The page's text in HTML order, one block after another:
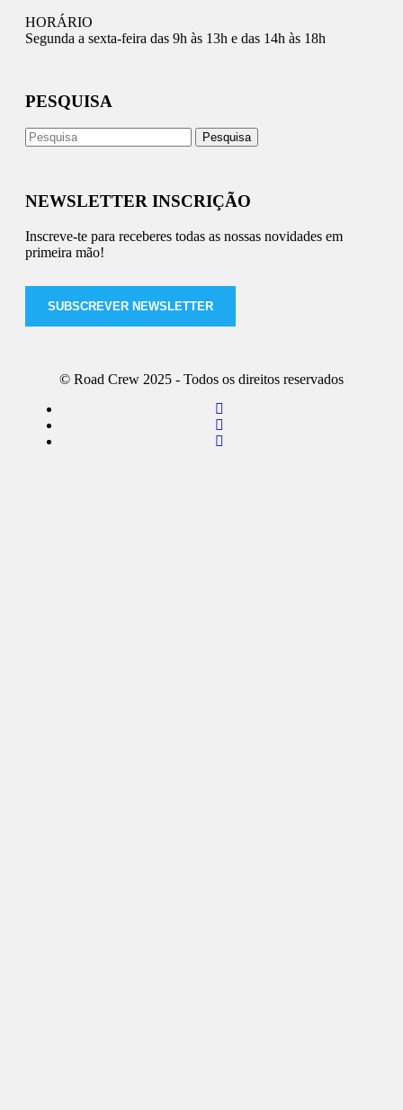
HORÁRIO
Segunda a sexta-feira das 9h às 13h e das 14h às 18h
PESQUISA
NEWSLETTER INSCRIÇÃO
Inscreve-te para receberes todas as nossas novidades em
primeira mão!
SUBSCREVER NEWSLETTER
© Road Crew 2025 - Todos os direitos reservados